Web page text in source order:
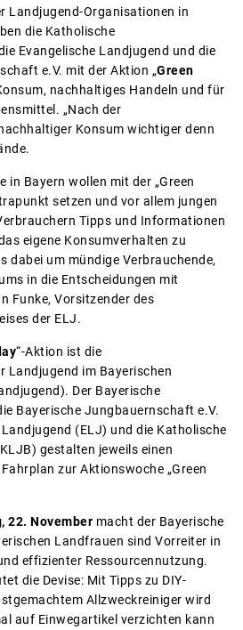
Landjugend-Organisationen in
die Katholische
Evangelische Landjugend und die
e.V. mit der Aktion „Green
nachhaltiges Handeln und für
„Nach der
Konsum wichtiger denn
in Bayern wollen mit der „Green
setzen und vor allem jungen
Tipps und Informationen
eigene Konsumverhalten zu
dabei um mündige Verbrauchende,
in die Entscheidungen mit
Funke, Vorsitzender des
der ELJ.
“-Aktion ist die
Landjugend im Bayerischen
Der Bayerische
Bayerische Jungbauernschaft e.V.
(ELJ) und die Katholische
gestalten jeweils einen
zur Aktionswoche „Green
22. November macht der Bayerische
Landfrauen sind Vorreiter in
effizienter Ressourcennutzung.
die Devise: Mit Tipps zu DIY-
Allzweckreiniger wird
auf Einwegartikel verzichten kann